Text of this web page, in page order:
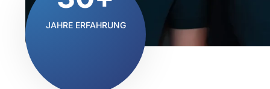
JAHRE ERFAHRUNG